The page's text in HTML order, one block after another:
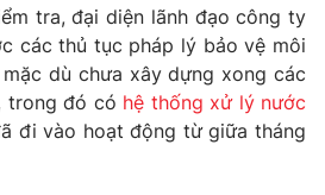
tra, đại diện lãnh đạo công ty
các thủ tục pháp lý bảo vệ môi
dù chưa xây dựng xong các
trong đó có hệ thống xử lý nước
đi vào hoạt động từ giữa tháng